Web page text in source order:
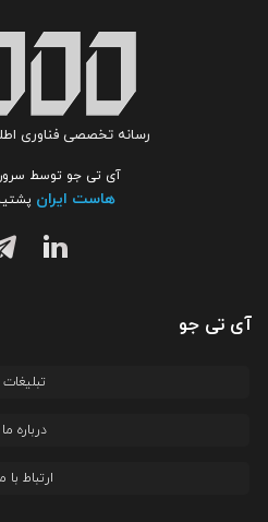
رسانه تخصصی فناوری
آی تی جو توسط
هاست ایران
آی تی جو
تبلیغات
درباره ما
ارتباط با